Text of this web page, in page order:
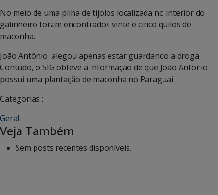
No meio de uma pilha de tijolos localizada no interior do
galinheiro foram encontrados vinte e cinco quilos de
maconha.
João Antônio alegou apenas estar guardando a droga.
Contudo, o SIG obteve a informação de que João Antônio
possui uma plantação de maconha no Paraguai.
Categorias :
Geral
Veja Também
Sem posts recentes disponíveis.